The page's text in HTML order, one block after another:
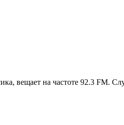
вещает на частоте 92.3 FM.